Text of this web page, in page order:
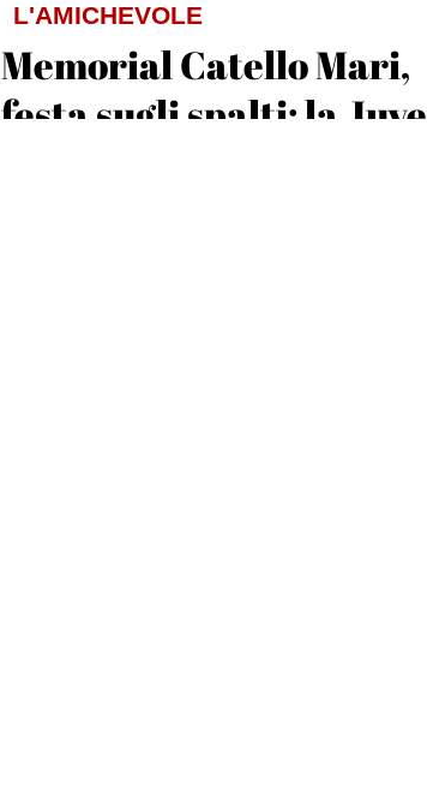
L'AMICHEVOLE
Memorial Catello Mari,
festa sugli spalti: la Juve